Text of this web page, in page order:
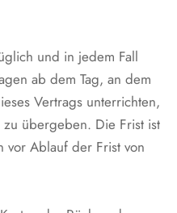
und in jedem Fall
ab dem Tag, an dem
Vertrags unterrichten,
übergeben. Die Frist ist
vor Ablauf der Frist von